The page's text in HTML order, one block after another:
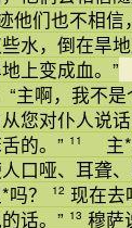
他们也不相信
水，倒在旱
上变成血。”
主啊，我不是
您对仆人说话
的。” 11
主*
口哑、耳聋
？
12 现在去
话。” 13 穆萨